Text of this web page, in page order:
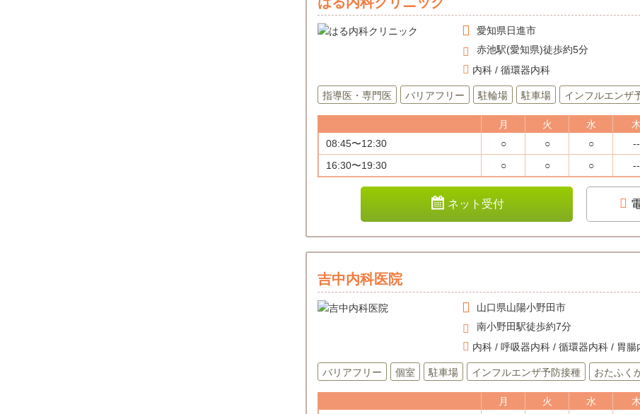
愛知県日進市
赤池駅(愛知県)徒歩約5分
内科 / 循環器内科
指導医・専門医 バリアフリー 駐輪場 駐車場 インフルエンザ
月 火 水 木
08:45〜12:30
○ ○ ○ --
16:30〜19:30
○ ○ ○ --
ネット受付
吉中内科医院
山口県山陽小野田市
南小野田駅徒歩約7分
内科 / 呼吸器内科 / 循環器内科 / 胃腸
バリアフリー 個室 駐車場 インフルエンザ予防接種 おたふく
月 火 水 木